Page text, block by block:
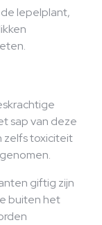
lepelplant,
sap van deze
zelfs toxiciteit
giftig zijn
buiten het